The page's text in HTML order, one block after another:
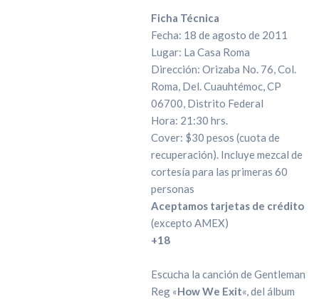
Ficha Técnica
Fecha: 18 de agosto de 2011
Lugar: La Casa Roma
Dirección: Orizaba No. 76, Col.
Roma, Del. Cuauhtémoc, CP
06700, Distrito Federal
Hora: 21:30 hrs.
Cover: $30 pesos (cuota de
recuperación). Incluye mezcal de
cortesía para las primeras 60
personas
Aceptamos tarjetas de crédito
(excepto AMEX)
+18
Escucha la canción de Gentleman
Reg «How We Exit«, del álbum